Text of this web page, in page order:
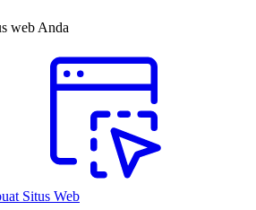
web Anda
Situs Web